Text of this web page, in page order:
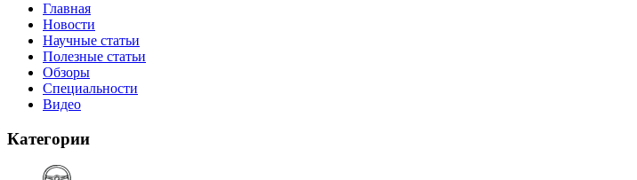
Главная
Новости
Научные статьи
Полезные статьи
Обзоры
Специальности
Видео
Категории